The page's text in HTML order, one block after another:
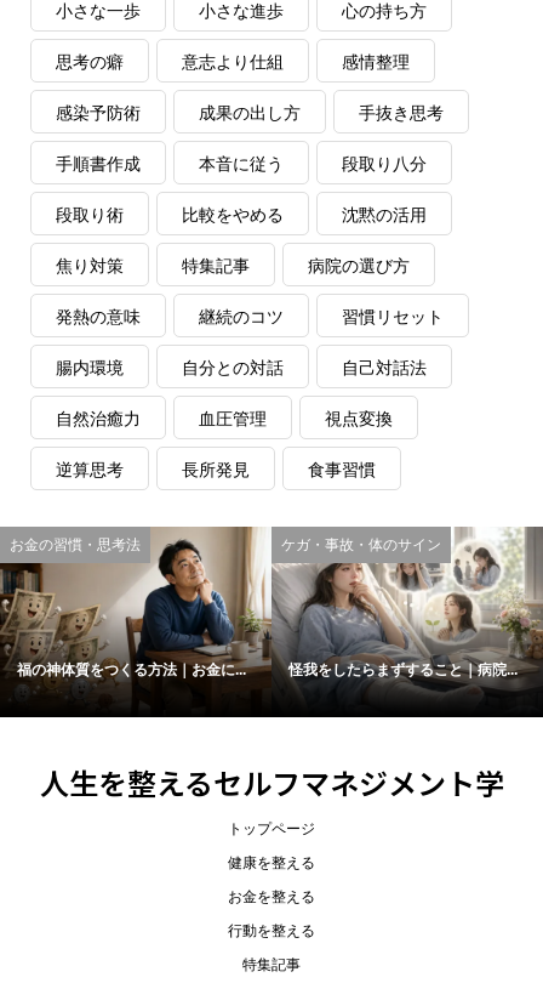
小さな一歩 小さな進歩 心の持ち方
思考の癖 意志より仕組 感情整理
感染予防術 成果の出し方 手抜き思考
手順書作成 本音に従う 段取り八分
段取り術 比較をやめる 沈黙の活用
焦り対策 特集記事 病院の選び方
発熱の意味 継続のコツ 習慣リセット
腸内環境 自分との対話 自己対話法
自然治癒力 血圧管理 視点変換
逆算思考 長所発見 食事習慣
お金の習慣・思考法
福の神体質をつくる方法｜お金に...
ケガ・事故・体のサイン
怪我をしたらまずすること｜病院...
人生を整えるセルフマネジメント学
トップページ
健康を整える
お金を整える
行動を整える
特集記事